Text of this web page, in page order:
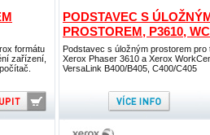
formátu
zařízení,
PODSTAVEC S
PROSTOREM, P3610,
Podstavec s úložným prostorem pro
Xerox Phaser 3610 a Xerox
VersaLink B400/B405, C400/C405